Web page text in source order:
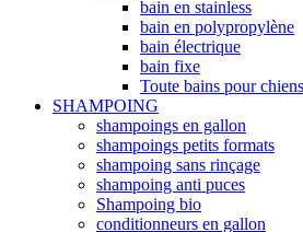
bain en stainless
bain en polypropylène
bain électrique
bain fixe
Toute bains pour
SHAMPOING
shampoings en gallon
shampoings petits formats
shampoing sans rinçage
shampoing anti puces
Shampoing bio
conditionneurs en gallon